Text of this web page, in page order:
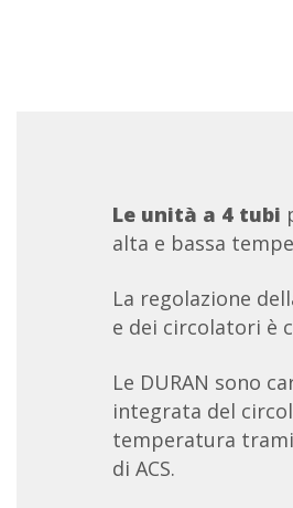
Le unità a 4 tubi
alta e bassa
La regolazione
e dei circolatori è
Le DURAN sono
integrata del
temperatura
di ACS.